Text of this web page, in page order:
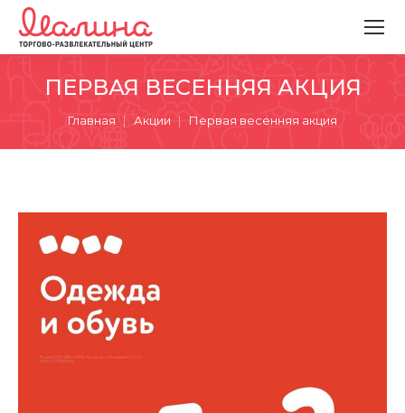
ПЕРВАЯ ВЕСЕННЯЯ АКЦИЯ
Вы здесь:
Главная Акции Первая весенняя акция